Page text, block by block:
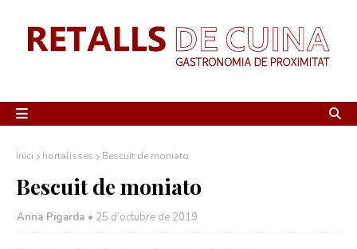
Inici hortalisses Bescuit de moniato
Bescuit de moniato
Anna Pigarda • 25 d’octubre de 2019